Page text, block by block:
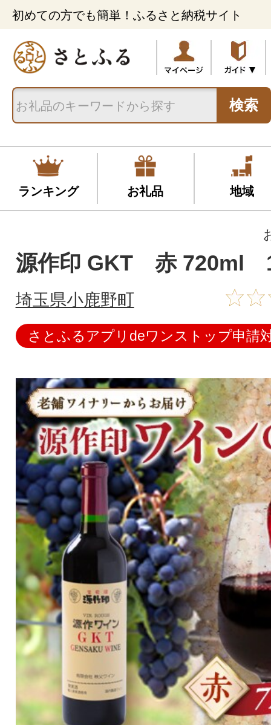
初めての方でも簡単！ふるさと納税サイト
検索
ランキング お礼品 地域
源作印 GKT 赤 720ml
埼玉県小鹿野町
さとふるアプリdeワンストップ申請